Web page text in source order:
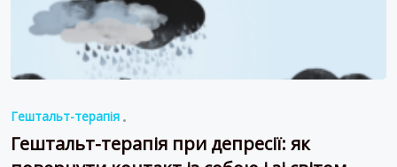
Гештальт-терапія
Гештальт-терапія при депресії: як